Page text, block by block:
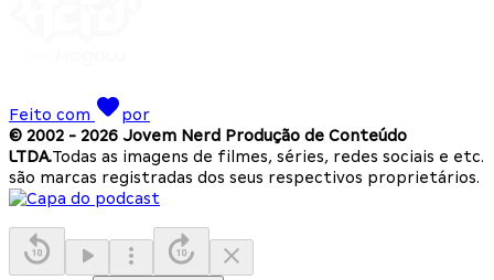
Feito com
por
© 2002 - 2026 Jovem Nerd Produção de Conteúdo
LTDA.Todas as imagens de filmes, séries, redes sociais e etc.
são marcas registradas dos seus respectivos proprietários.